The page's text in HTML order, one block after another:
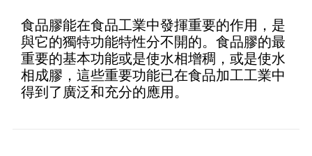
食品膠能在食品工業中發揮重要的作用，是
與它的獨特功能特性分不開的。食品膠的最
重要的基本功能或是使水相增稠，或是使水
相成膠，這些重要功能已在食品加工工業中
得到了廣泛和充分的應用。